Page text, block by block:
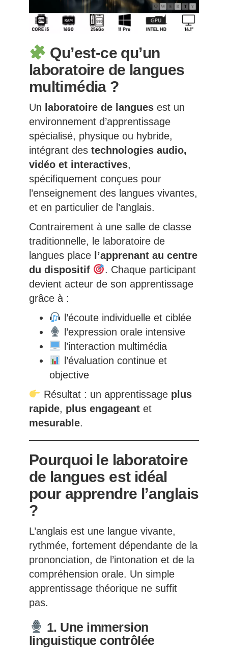
Qu’est-ce qu’un
laboratoire de langues
multimédia ?
Un laboratoire de languesest un
environnement d’apprentissage
spécialisé, physique ou hybride,
intégrant des technologies audio,
vidéo et interactives,
spécifiquement conçues pour
l’enseignement des langues vivantes,
et en particulier de l’anglais.
Contrairement à une salle de classe
traditionnelle, le laboratoire de
langues place l’apprenant au centre
du dispositif
. Chaque participant
devient acteur de son apprentissage
grâce à :
l’écoute individuelle et ciblée
l’expression orale intensive
l’interaction multimédia
l’évaluation continue et
objective
Résultat : un apprentissage plus
rapide, plus engageantet
mesurable.
Pourquoi le laboratoire
de langues est idéal
pour apprendre l’anglais
?
L’anglais est une langue vivante,
rythmée, fortement dépendante de la
prononciation, de l’intonation et de la
compréhension orale. Un simple
apprentissage théorique ne suffit
pas.
1. Une immersion
linguistique contrôlée